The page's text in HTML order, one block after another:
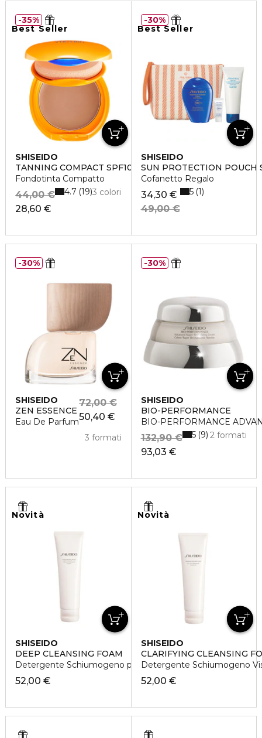
Best Seller
SHISEIDO
TANNING COMPACT SPF10
Fondotinta Compatto
28,60 €
44,00 € 3 colori
4.7 19
35%
Best Seller
SHISEIDO
SUN PROTECTION POUCH
Cofanetto Regalo
34,30 €
49,00 €
5 1
30%
SHISEIDO
ZEN ESSENCE
Eau De Parfum50,40 €
72,00 €
3 formati
30%
SHISEIDO
BIO-PERFORMANCE
BIO-PERFORMANCE
93,03 €
132,90 € 2 formati
5 9
30%
Novità
SHISEIDO
DEEP CLEANSING FOAM
Detergente Schiumogeno per il Viso Rinfrescante
52,00 €
Novità
SHISEIDO
CLARIFYING CLEANSING
Detergente Schiumogeno
52,00 €